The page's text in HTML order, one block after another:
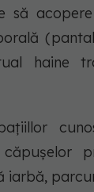
să
haine
iarbă,